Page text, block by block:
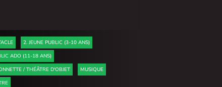
2. JEUNE PUBLIC (3-10 ANS)
ADO (11-18 ANS)
/ THÉÂTRE D'OBJET
MUSIQUE